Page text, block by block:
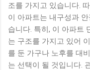
조를 가지고 있습니다.
이 아파트는 내구성과
습니다. 특히, 이 아파트
는 구조를 가지고 있어
를 둔 가구나 노후를 대
는 선택이 될 것입니다.